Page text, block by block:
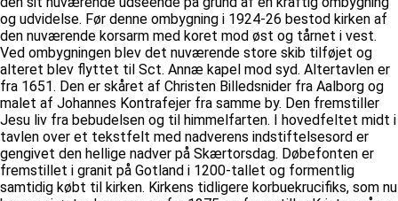
og udvidelse. Før denne ombygning i 1924-26 bestod kirken af
den nuværende korsarm med koret mod øst og tårnet i vest.
Ved ombygningen blev det nuværende store skib tilføjet og
alteret blev flyttet til Sct. Annæ kapel mod syd. Altertavlen er
fra 1651. Den er skåret af Christen Billedsnider fra Aalborg og
malet af Johannes Kontrafejer fra samme by. Den fremstiller
Jesu liv fra bebudelsen og til himmelfarten. I hovedfeltet midt i
tavlen over et tekstfelt med nadverens indstiftelsesord er
gengivet den hellige nadver på Skærtorsdag. Døbefonten er
fremstillet i granit på Gotland i 1200-tallet og formentlig
samtidig købt til kirken. Kirkens tidligere korbuekrucifiks, som nu